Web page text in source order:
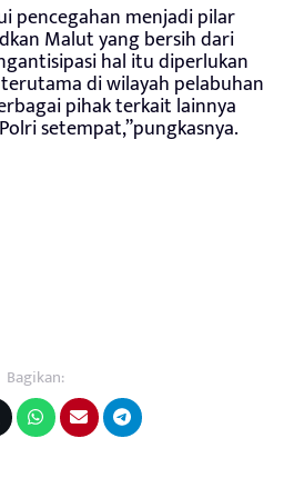
pencegahan menjadi pilar
Malut yang bersih dari
hal itu diperlukan
di wilayah pelabuhan
pihak terkait lainnya
setempat,”pungkasnya.
Bagikan: